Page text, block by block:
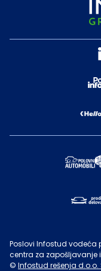
Poslovi Infostud vodeća
centra za zapošljavanje
© Infostud rešenja